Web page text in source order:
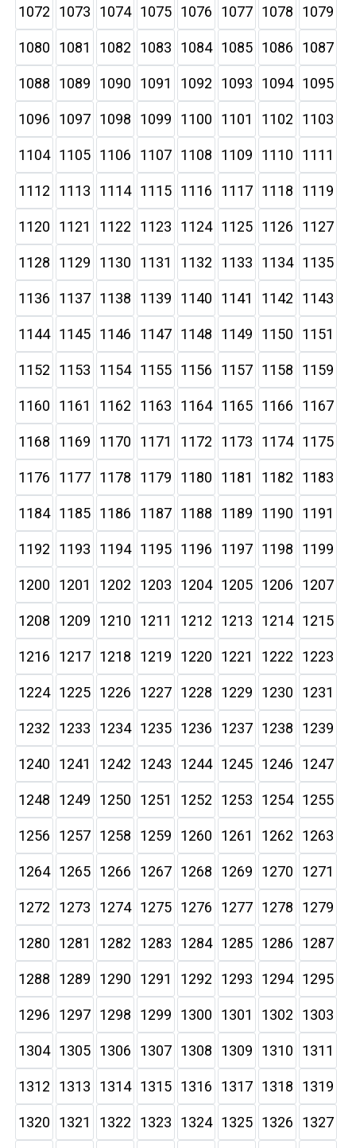
1072 1073 1074 1075 1076 1077 1078 1079
1080 1081 1082 1083 1084 1085 1086 1087
1088 1089 1090 1091 1092 1093 1094 1095
1096 1097 1098 1099 1100 1101 1102 1103
1104 1105 1106 1107 1108 1109 1110 1111
1112 1113 1114 1115 1116 1117 1118 1119
1120 1121 1122 1123 1124 1125 1126 1127
1128 1129 1130 1131 1132 1133 1134 1135
1136 1137 1138 1139 1140 1141 1142 1143
1144 1145 1146 1147 1148 1149 1150 1151
1152 1153 1154 1155 1156 1157 1158 1159
1160 1161 1162 1163 1164 1165 1166 1167
1168 1169 1170 1171 1172 1173 1174 1175
1176 1177 1178 1179 1180 1181 1182 1183
1184 1185 1186 1187 1188 1189 1190 1191
1192 1193 1194 1195 1196 1197 1198 1199
1200 1201 1202 1203 1204 1205 1206 1207
1208 1209 1210 1211 1212 1213 1214 1215
1216 1217 1218 1219 1220 1221 1222 1223
1224 1225 1226 1227 1228 1229 1230 1231
1232 1233 1234 1235 1236 1237 1238 1239
1240 1241 1242 1243 1244 1245 1246 1247
1248 1249 1250 1251 1252 1253 1254 1255
1256 1257 1258 1259 1260 1261 1262 1263
1264 1265 1266 1267 1268 1269 1270 1271
1272 1273 1274 1275 1276 1277 1278 1279
1280 1281 1282 1283 1284 1285 1286 1287
1288 1289 1290 1291 1292 1293 1294 1295
1296 1297 1298 1299 1300 1301 1302 1303
1304 1305 1306 1307 1308 1309 1310 1311
1312 1313 1314 1315 1316 1317 1318 1319
1320 1321 1322 1323 1324 1325 1326 1327